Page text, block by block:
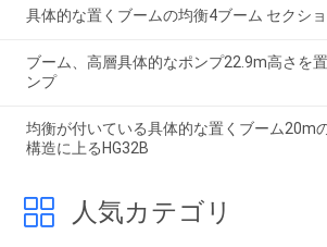
具体的な置くブームの均衡4ブーム セクシ
ブーム、高層具体的なポンプ22.9m高さを
ンプ
均衡が付いている具体的な置くブーム20m
構造に上るHG32B
人気カテゴリ